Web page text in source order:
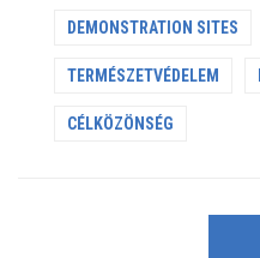
DEMONSTRATION SITES
TERMÉSZETVÉDELEM
CÉLKÖZÖNSÉG